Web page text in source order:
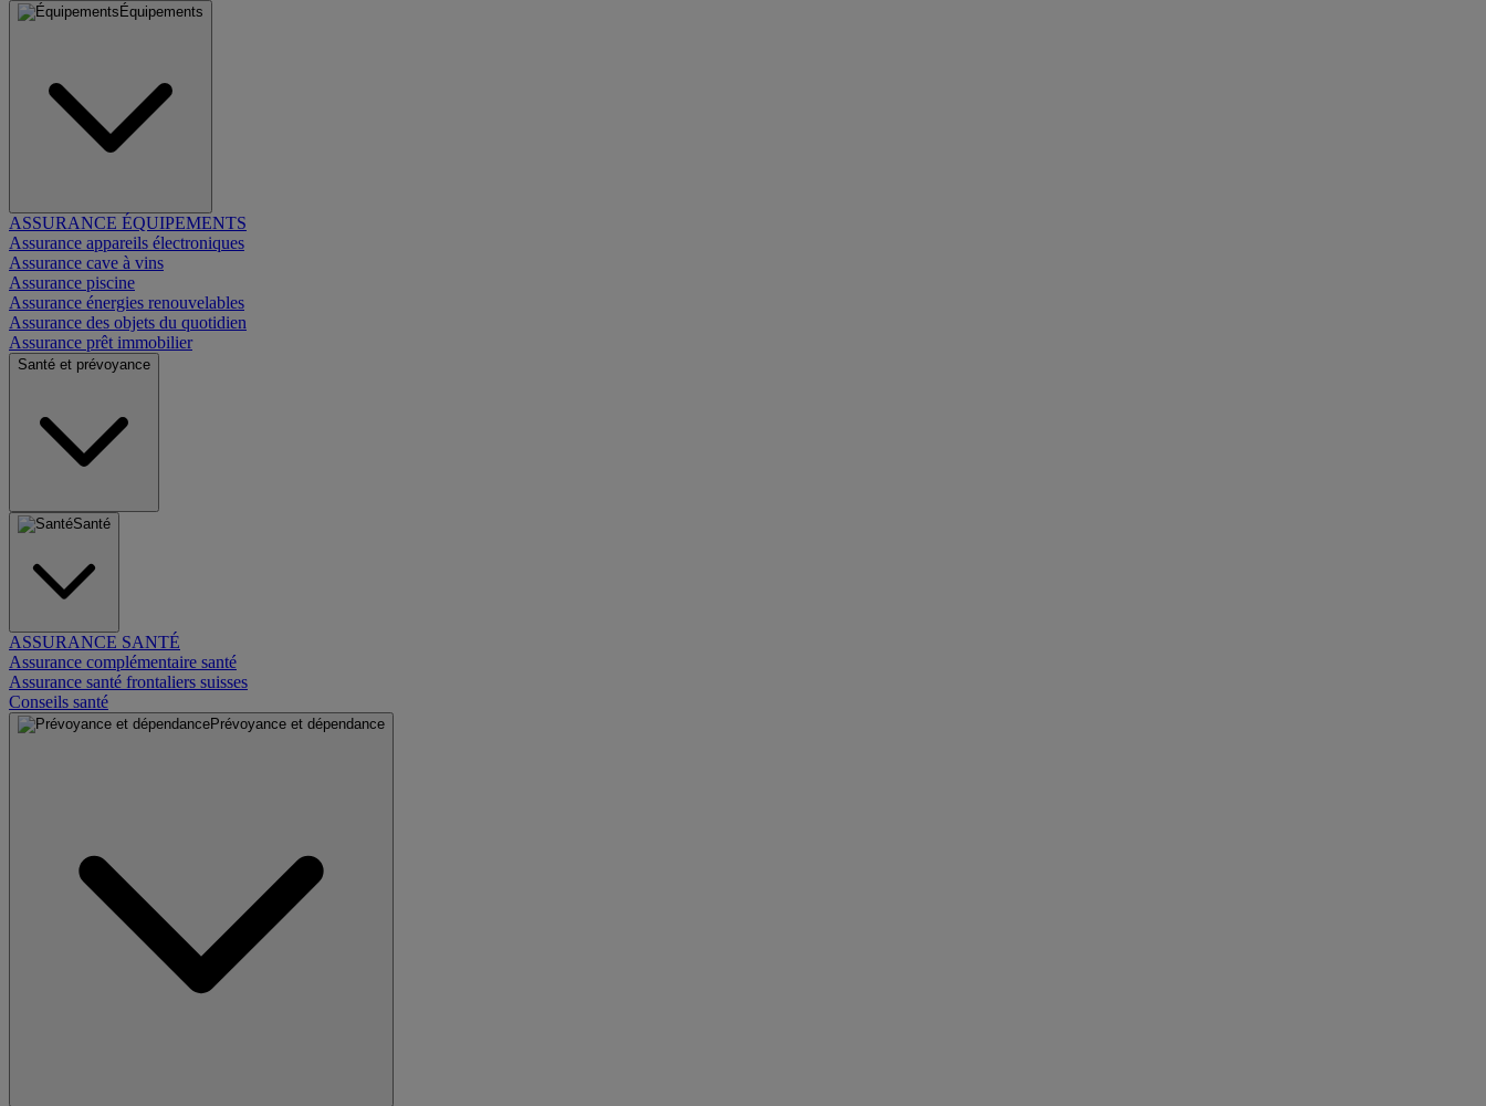
Équipements
ASSURANCE ÉQUIPEMENTS
Assurance appareils électroniques
Assurance cave à vins
Assurance piscine
Assurance énergies renouvelables
Assurance des objets du quotidien
Assurance prêt immobilier
Santé et prévoyance
Santé
ASSURANCE SANTÉ
Assurance complémentaire santé
Assurance santé frontaliers suisses
Conseils santé
Prévoyance et dépendance